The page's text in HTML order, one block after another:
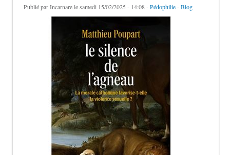
Publié parIncarnarele samedi 15/02/2025 - 14:08 -Pédophilie-Blog